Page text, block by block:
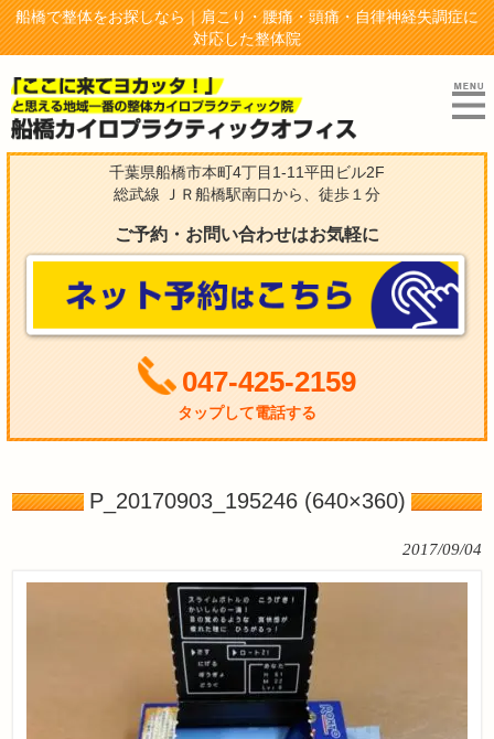
船橋で整体をお探しなら｜肩こり・腰痛・頭痛・自律神経失調症に
対応した整体院
千葉県船橋市本町4丁目1-11平田ビル2F
総武線 ＪＲ船橋駅南口から、徒歩１分
ご予約・お問い合わせはお気軽に
047-425-2159
タップして電話する
P_20170903_195246 (640×360)
2017/09/04